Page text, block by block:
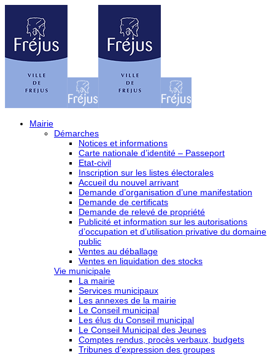
Mairie
Démarches
Notices et informations
Carte nationale d’identité – Passeport
Etat-civil
Inscription sur les listes électorales
Accueil du nouvel arrivant
Demande d’organisation d’une manifestation
Demande de certificats
Demande de relevé de propriété
Publicité et information sur les autorisations
d’occupation et d’utilisation privative du domaine
public
Ventes au déballage
Ventes en liquidation des stocks
Vie municipale
La mairie
Services municipaux
Les annexes de la mairie
Le Conseil municipal
Les élus du Conseil municipal
Le Conseil Municipal des Jeunes
Comptes rendus, procès verbaux, budgets
Tribunes d’expression des groupes